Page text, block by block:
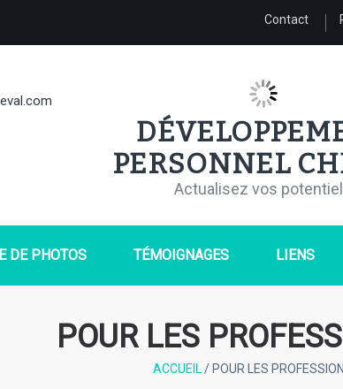
Contact
PERSONNEL
Actualisez vos
DE PHOTOS TÉMOIGNAGES LIENS
POUR LES
ACCUEIL / POUR LES